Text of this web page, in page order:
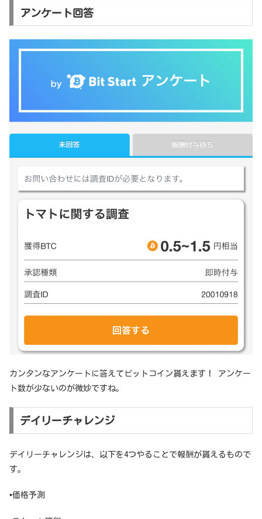
アンケート回答
カンタンなアンケートに答えてビットコイン貰えます！ アンケー
ト数が少ないのが微妙ですね。
デイリーチャレンジ
デイリーチャレンジは、以下を4つやることで報酬が貰えるもので
す。
•価格予測